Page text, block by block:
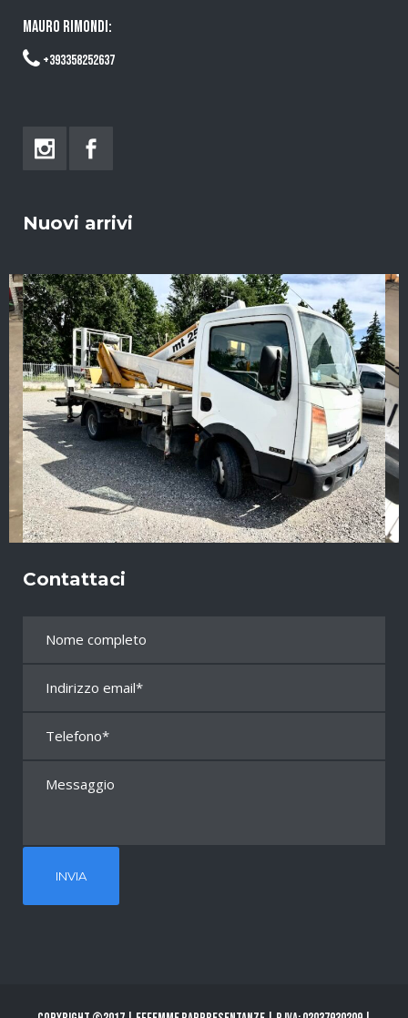
MAURO RIMONDI:
+393358252637
Nuovi arrivi
Contattaci